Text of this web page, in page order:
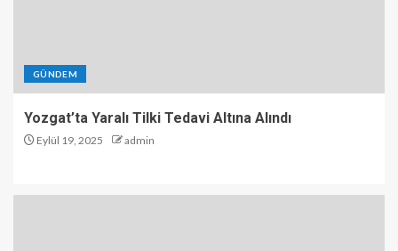
GÜNDEM
Yozgat’ta Yaralı Tilki Tedavi Altına Alındı
Eylül 19, 2025 admin